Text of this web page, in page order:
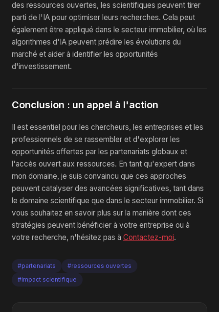
des ressources ouvertes, les scientifiques peuvent tirer
parti de l'IA pour optimiser leurs recherches. Cela peut
également être appliqué dans le secteur immobilier, où les
algorithmes d'IA peuvent prédire les évolutions du
marché et aider à identifier les opportunités
d'investissement.
Conclusion : un appel à l'action
Il est essentiel pour les chercheurs, les entreprises et les
professionnels de se rassembler et d'explorer les
opportunités offertes par les partenariats globaux et
l'accès ouvert aux ressources. En tant qu'expert dans
mon domaine, je suis convaincu que ces approches
peuvent catalyser des avancées significatives, tant dans
le domaine scientifique que dans le secteur immobilier. Si
vous souhaitez en savoir plus sur la manière dont ces
stratégies peuvent bénéficier à votre entreprise ou à
votre recherche, n'hésitez pas à Contactez-moi.
#partenariats
#ressources ouvertes
#impact scientifique